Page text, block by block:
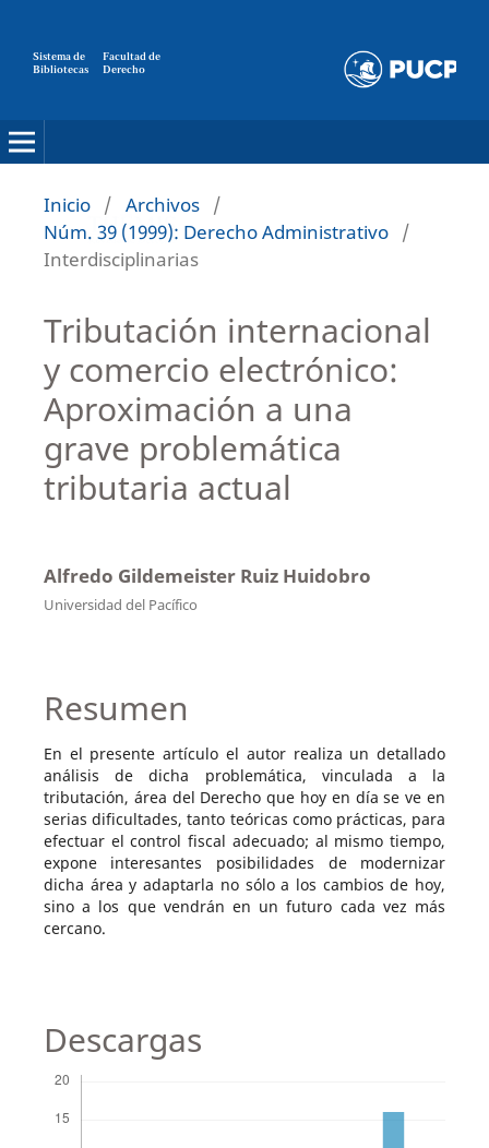
Sistema de
Bibliotecas
Facultad de
Derecho
Inicio / Archivos /
Núm. 39 (1999): Derecho Administrativo /
Interdisciplinarias
Tributación internacional
y comercio electrónico:
Aproximación a una
grave problemática
tributaria actual
Alfredo Gildemeister Ruiz Huidobro
Universidad del Pacífico
Resumen
En el presente artículo el autor realiza un detallado
análisis de dicha problemática, vinculada a la
tributación, área del Derecho que hoy en día se ve en
serias dificultades, tanto teóricas como prácticas, para
efectuar el control fiscal adecuado; al mismo tiempo,
expone interesantes posibilidades de modernizar
dicha área y adaptarla no sólo a los cambios de hoy,
sino a los que vendrán en un futuro cada vez más
cercano.
Descargas